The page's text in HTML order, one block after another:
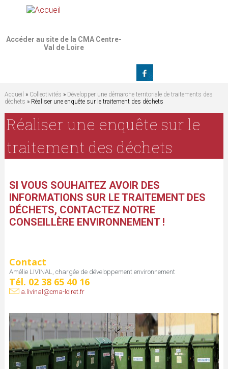
Accéder au site de la CMA Centre-
Val de Loire
V
o
u
s
ê
s
c
Accueil » Collectivités » Développer une démarche territoriale de traitements des
déchets » Réaliser une enquête sur le traitement des déchets
Réaliser une enquête sur le
traitement des déchets
SI VOUS SOUHAITEZ AVOIR DES
INFORMATIONS SUR LE TRAITEMENT DES
DÉCHETS, CONTACTEZ NOTRE
CONSEILLÈRE ENVIRONNEMENT !
Contact
Amélie LIVINAL, chargée de développement environnement
Tél. 02 38 65 40 16
a.livinal@cma-loiret.fr